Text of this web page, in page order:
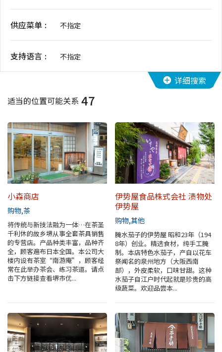
花期信息
运动设施
特辑
观光手册
堺导航
堺欢迎您！
景点搜索
地图查询
堺招待票
观光问讯处
经典路线
供应菜单 不指定
支持语言 不指定
详细搜索
适当的位置可能关系 47
小森商店
购物 茶
将传统与新技法融为一体…在茶圣
千利休的故乡堺从事全套茶具销售
的专营店。产品种类丰富，品种齐
全，顾客遍布日本全国。本公司大
楼内设有茶室“南游庵”，顾客经
常在此举办茶会、练习茶道。请点
击下方链接查看堺市优...
伊势屋食品株式会社 渍物处
伊势屋
购物 其他
腌水茄子的伊势屋 昭和23年（194
8年）创业。精选食材，纯手工腌
制。本店特色水茄子，产自以花车
祭闻名的泉州地方（大阪西南
部），外皮柔软，口味甘甜。这种
水茄子自江户时代起就是珍贵的高
级蔬菜。欢迎品尝本...